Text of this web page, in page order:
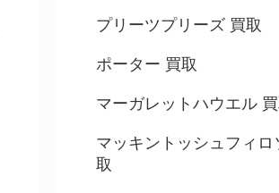
プリーツプリーズ 買取
ポーター 買取
マーガレットハウエル
マッキントッシュフィ
取